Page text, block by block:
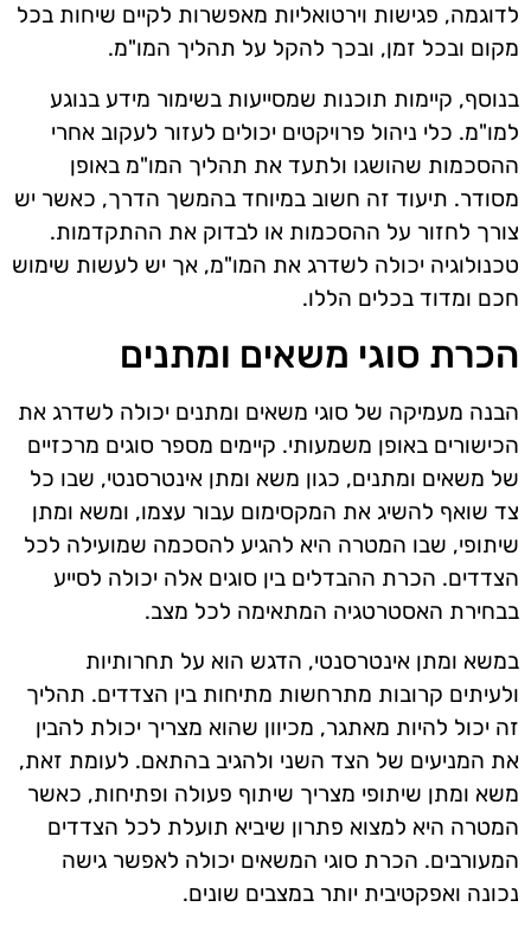
לדוגמה, פגישות וירטואליות מאפשרות לקיים שיחות בכל
מקום ובכל זמן, ובכך להקל על תהליך המו"מ.
בנוסף, קיימות תוכנות שמסייעות בשימור מידע בנוגע
למו"מ. כלי ניהול פרויקטים יכולים לעזור לעקוב אחרי
ההסכמות שהושגו ולתעד את תהליך המו"מ באופן
מסודר. תיעוד זה חשוב במיוחד בהמשך הדרך, כאשר יש
צורך לחזור על ההסכמות או לבדוק את ההתקדמות.
טכנולוגיה יכולה לשדרג את המו"מ, אך יש לעשות שימוש
חכם ומדוד בכלים הללו.
הכרת סוגי משאים ומתנים
הבנה מעמיקה של סוגי משאים ומתנים יכולה לשדרג את
הכישורים באופן משמעותי. קיימים מספר סוגים מרכזיים
של משאים ומתנים, כגון משא ומתן אינטרסנטי, שבו כל
צד שואף להשיג את המקסימום עבור עצמו, ומשא ומתן
שיתופי, שבו המטרה היא להגיע להסכמה שמועילה לכל
הצדדים. הכרת ההבדלים בין סוגים אלה יכולה לסייע
בבחירת האסטרטגיה המתאימה לכל מצב.
במשא ומתן אינטרסנטי, הדגש הוא על תחרותיות
ולעיתים קרובות מתרחשות מתיחות בין הצדדים. תהליך
זה יכול להיות מאתגר, מכיוון שהוא מצריך יכולת להבין
את המניעים של הצד השני ולהגיב בהתאם. לעומת זאת,
משא ומתן שיתופי מצריך שיתוף פעולה ופתיחות, כאשר
המטרה היא למצוא פתרון שיביא תועלת לכל הצדדים
המעורבים. הכרת סוגי המשאים יכולה לאפשר גישה
נכונה ואפקטיבית יותר במצבים שונים.